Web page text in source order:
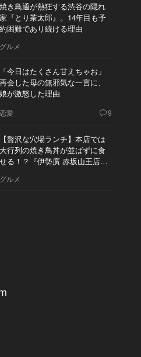
焼き鳥通が熱狂する渋谷の隠れ
家『とり茶太郎』。14年目も予
約困難であり続ける理由
グルメ
「今日はたくさん甘えちゃお」
再会した母の無邪気な一言に、
娘が激怒した理由
恋愛 9
【贅沢な穴場ランチ】本店では
大行列の焼き鳥丼が並ばずに食
せる！？『伊勢廣 赤坂山王店』
グルメ